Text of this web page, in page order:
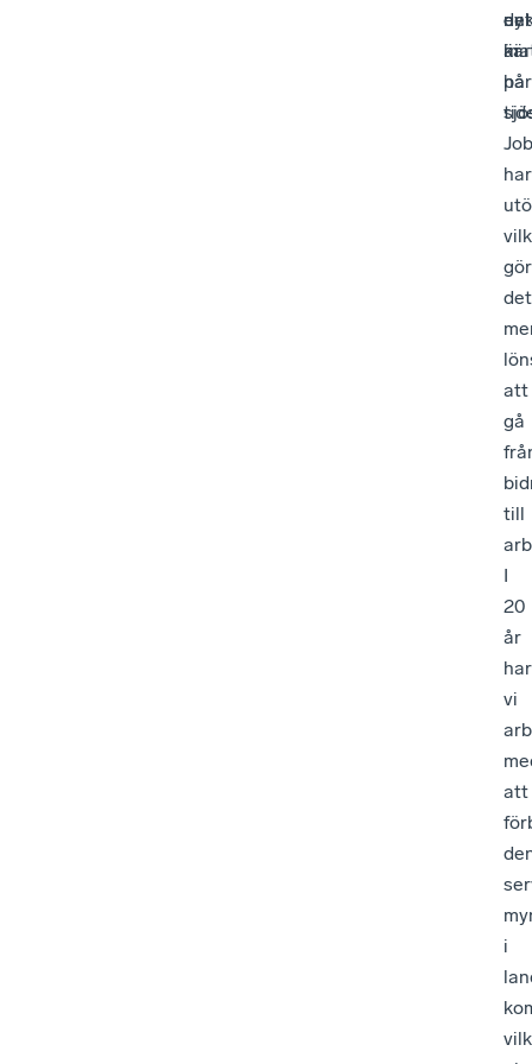
det
är
på
ny
har
har
gör
det
att
gå
till
I
20
år
har
vi
att
i